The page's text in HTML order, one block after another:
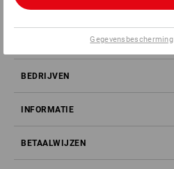
BEDRIJVEN
INFORMATIE
BETAALWIJZEN
Gegevensbescherming